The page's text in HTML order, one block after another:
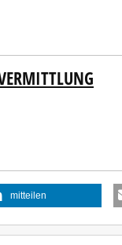
mitteilen